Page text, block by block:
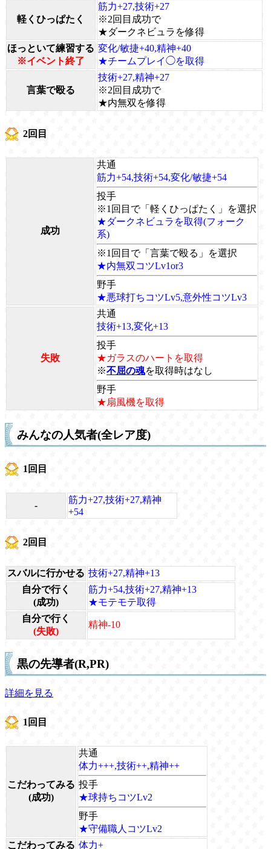
軽くひっぱたく
筋力+27,技術+27
※2回目成功で
★ダークネビュラを修得
ほっといて練習する
※イベント終了
変化/敏捷+40,精神+40
★チームプレイ◯を取得
言葉で殴る
技術+27,精神+27
※2回目成功で
★内無双を修得
2回目
成功
共通
筋力+54,技術+54,変化/敏捷+54
投手
※1回目で「軽くひっぱたく」を選択
★ダークネビュラを取得(フォーク
系)
※1回目で「言葉で殴る」を選択
★内無双コツLv1or3
野手
★悪球打ちコツLv5,意外性コツLv3
失敗
共通
技術+13,変化+13
投手
★ガラスのハートを取得
※不屈の魂を取得時はなし
野手
★扇風機を取得
みんなの人気者(全レア度)
1回目
-
筋力+27,技術+27,精神
+54
2回目
スバルに行かせる 技術+27,精神+13
自分で行く
(成功)
筋力+54,技術+27,精神+13
★モテモテ取得
自分で行く
(失敗)
精神-10
黒の先導者(R,PR)
詳細を見る
1回目
こだわってみる
(成功)
共通
体力+++,技術++,精神++
投手
★球持ちコツLv2
野手
★守備職人コツLv2
こだわってみる 体力+